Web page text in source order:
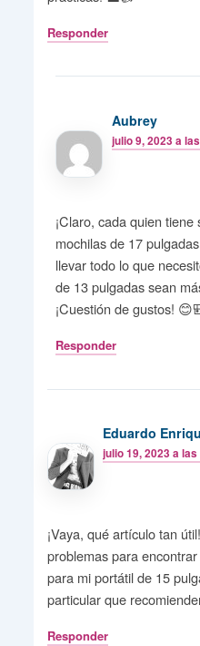
Responder
Aubrey
julio 9, 2023 a
¡Claro, cada quien
mochilas de 17
llevar todo lo que
de 13 pulgadas sean
¡Cuestión de gustos!
Responder
Eduardo
julio 19, 2023 a
¡Vaya, qué artículo tan
problemas para
para mi portátil de 15
particular que
Responder